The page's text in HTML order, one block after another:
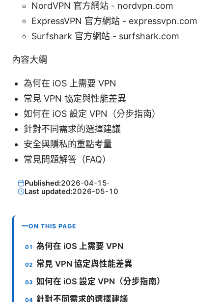
NordVPN 官方網站 - nordvpn.com
ExpressVPN 官方網站 - expressvpn.com
Surfshark 官方網站 - surfshark.com
內容大綱
為何在 iOS 上需要 VPN
常見 VPN 協定與性能差異
如何在 iOS 設定 VPN（分步指南）
針對不同需求的選擇建議
安全與隱私的重點考量
常見問題解答（FAQ）
Published:2026-04-15·
Last updated:2026-05-10
ON THIS PAGE
為何在 iOS 上需要 VPN
常見 VPN 協定與性能差異
如何在 iOS 設定 VPN（分步指南）
針對不同需求的選擇建議